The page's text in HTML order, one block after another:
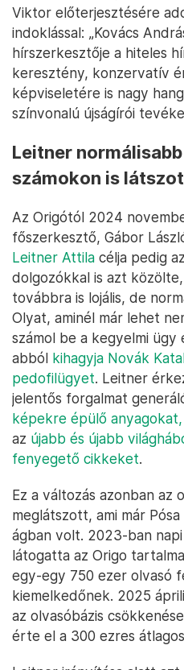
Viktor előterjesztésére
indoklással: „Kovács
hírszerkesztője a hiteles
keresztény, konzervatív
képviseletére is nagy
színvonalú újságírói
Leitner
számokon is
Az Origótól 2024
főszerkesztő, Gábor
Leitner Attila célja pedig
dolgozókkal is azt
továbbra is lojális, de
Olyat, aminél már lehet
számol be a kegyelmi
abból kihagyja Novák
pedofilügyet. Leitner
jelentős forgalmat
képekre épülő anyagokat,
az újabb és újabb
fenyegető cikkeket.
Ez a változás azonban az
meglátszott, ami már
ágban volt. 2023-ban
látogatta az Origo
egy-egy 750 ezer olvasó
kiemelkedőnek. 2025
az olvasóbázis
érte el a 300 ezres